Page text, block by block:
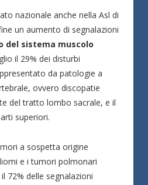
nazionale anche nella Asl di
un aumento di segnalazioni
del sistema muscolo
il 29% dei disturbi
da patologie a
ovvero discopatie
del tratto lombo sacrale, e il
superiori.
a sospetta origine
e i tumori polmonari
72% delle segnalazioni